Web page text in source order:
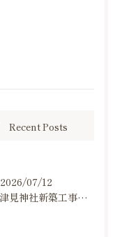
Recent Posts
2026/07/12
綿津見神社新築工事の建て方状況のお知らせ